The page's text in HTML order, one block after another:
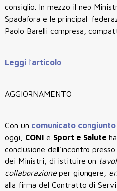
consiglio. In mezzo il neo
Spadafora e le principali
Paolo Barelli compresa,
Leggi l'articolo
AGGIORNAMENTO
Con un comunicato congiunto
oggi, CONI e Sport e Salute
conclusione dell’incontro
dei Ministri, di istituire un
collaborazione per giungere,
alla firma del Contratto di